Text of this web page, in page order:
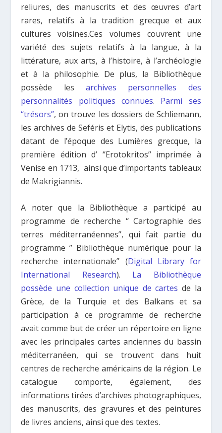
reliures, des manuscrits et des œuvres d’art
rares, relatifs à la tradition grecque et aux
cultures voisines.Ces volumes couvrent une
variété des sujets relatifs à la langue, à la
littérature, aux arts, à l’histoire, à l’archéologie
et à la philosophie. De plus, la Bibliothèque
possède les archives personnelles des
personnalités politiques connues. Parmi ses
“trésors”, on trouve les dossiers de Schliemann,
les archives de Seféris et Elytis, des publications
datant de l’époque des Lumières grecque, la
première édition d’ ‘’Erotokritos’’ imprimée à
Venise en 1713, ainsi que d’importants tableaux
de Makrigiannis.
A noter que la Bibliothèque a participé au
programme de recherche ‘’ Cartographie des
terres méditerranéennes’’, qui fait partie du
programme ” Bibliothèque numérique pour la
recherche internationale’’ (Digital Library for
International Research). La Bibliothèque
possède une collection unique de cartes de la
Grèce, de la Turquie et des Balkans et sa
participation à ce programme de recherche
avait comme but de créer un répertoire en ligne
avec les principales cartes anciennes du bassin
méditerranéen, qui se trouvent dans huit
centres de recherche américains de la région. Le
catalogue comporte, également, des
informations tirées d’archives photographiques,
des manuscrits, des gravures et des peintures
de livres anciens, ainsi que des textes.